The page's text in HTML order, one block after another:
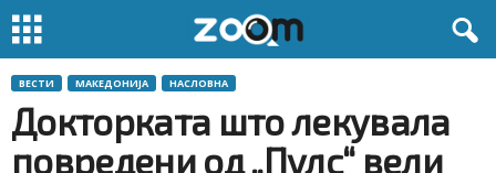
ВЕСТИ МАКЕДОНИЈА НАСЛОВНА
Докторката што лекувала
повредени од „Пулс“ вели